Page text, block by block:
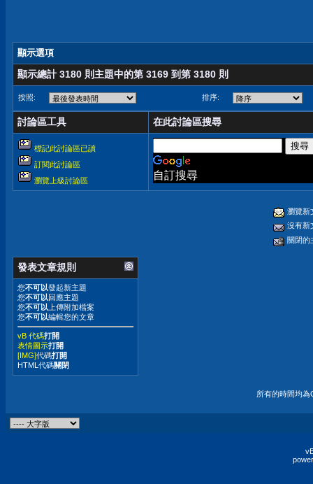
顯示選項
顯示總計 3180 則主題中的第 3169 到第 3180 則
按照: 排序:
討論區工具 在此討論區搜尋
標記此討論區已讀
訂閱此討論區
瀏覽上級討論區
自訂搜尋
瀏覽新
沒有新
關閉的
發表文章規則
您不可以發起新主題
您不可以回應主題
您不可以 上傳附加檔案
您不可以編輯您的文章
vB 代碼打開
表情圖示打開
[IMG]代碼打開
HTML代碼關閉
所有的時間均為